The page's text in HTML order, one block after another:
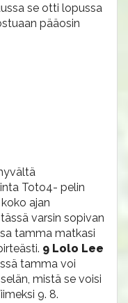
se otti lopussa
pääosin
Toto4- pelin
ajan
varsin sopivan
tamma matkasi
9 Lolo Lee
tamma voi
mistä se voisi
9. 8.